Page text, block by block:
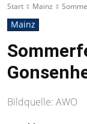
Start Mainz
Mainz
Bildquelle: AWO